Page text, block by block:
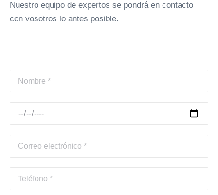
Nuestro equipo de expertos se pondrá en contacto
con vosotros lo antes posible.